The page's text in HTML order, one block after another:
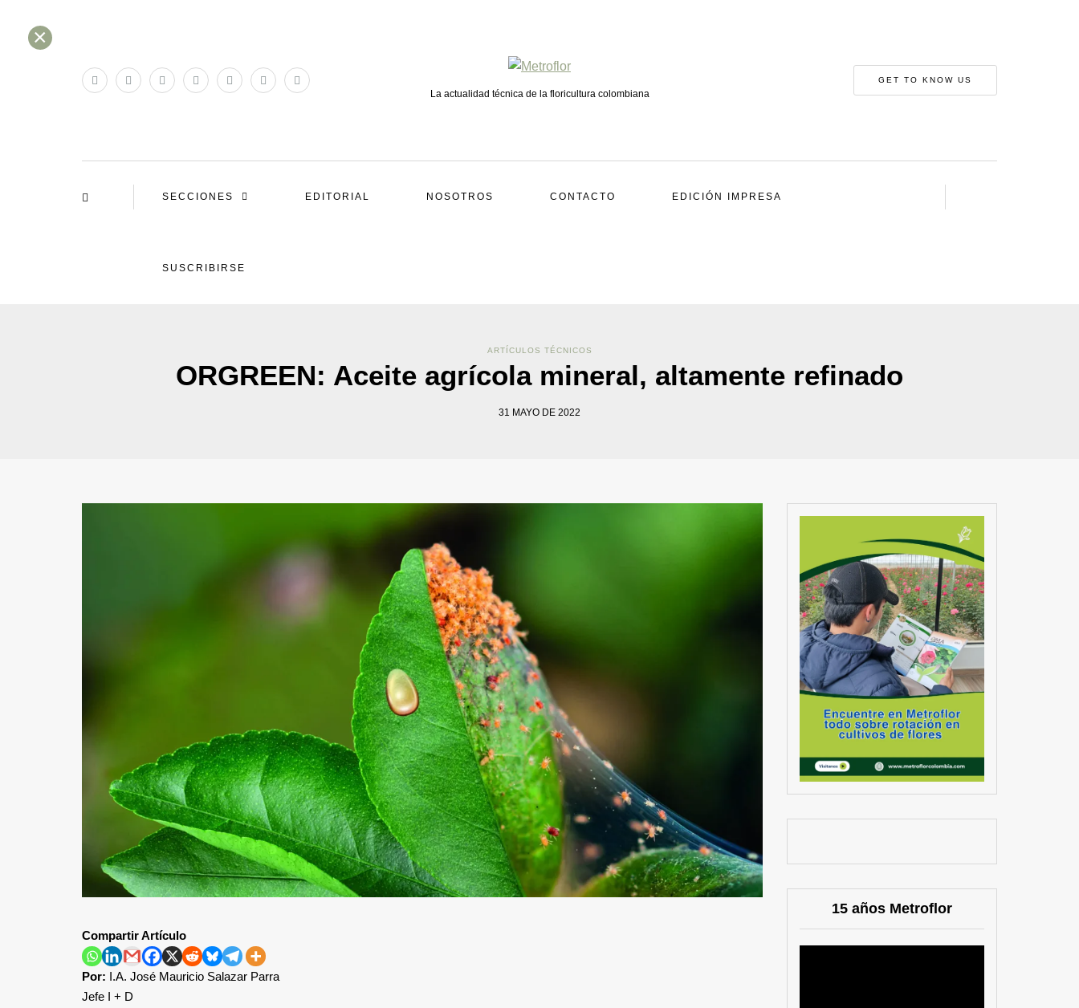
La actualidad técnica de la floricultura colombiana
GET TO KNOW US
SECCIONES EDITORIAL NOSOTROS CONTACTO EDICIÓN IMPRESA
SUSCRIBIRSE
ARTÍCULOS TÉCNICOS
ORGREEN: Aceite agrícola mineral, altamente refinado
31 MAYO DE 2022
Compartir Artículo
Por: I.A. José Mauricio Salazar Parra
Jefe I + D
15 años Metroflor
×